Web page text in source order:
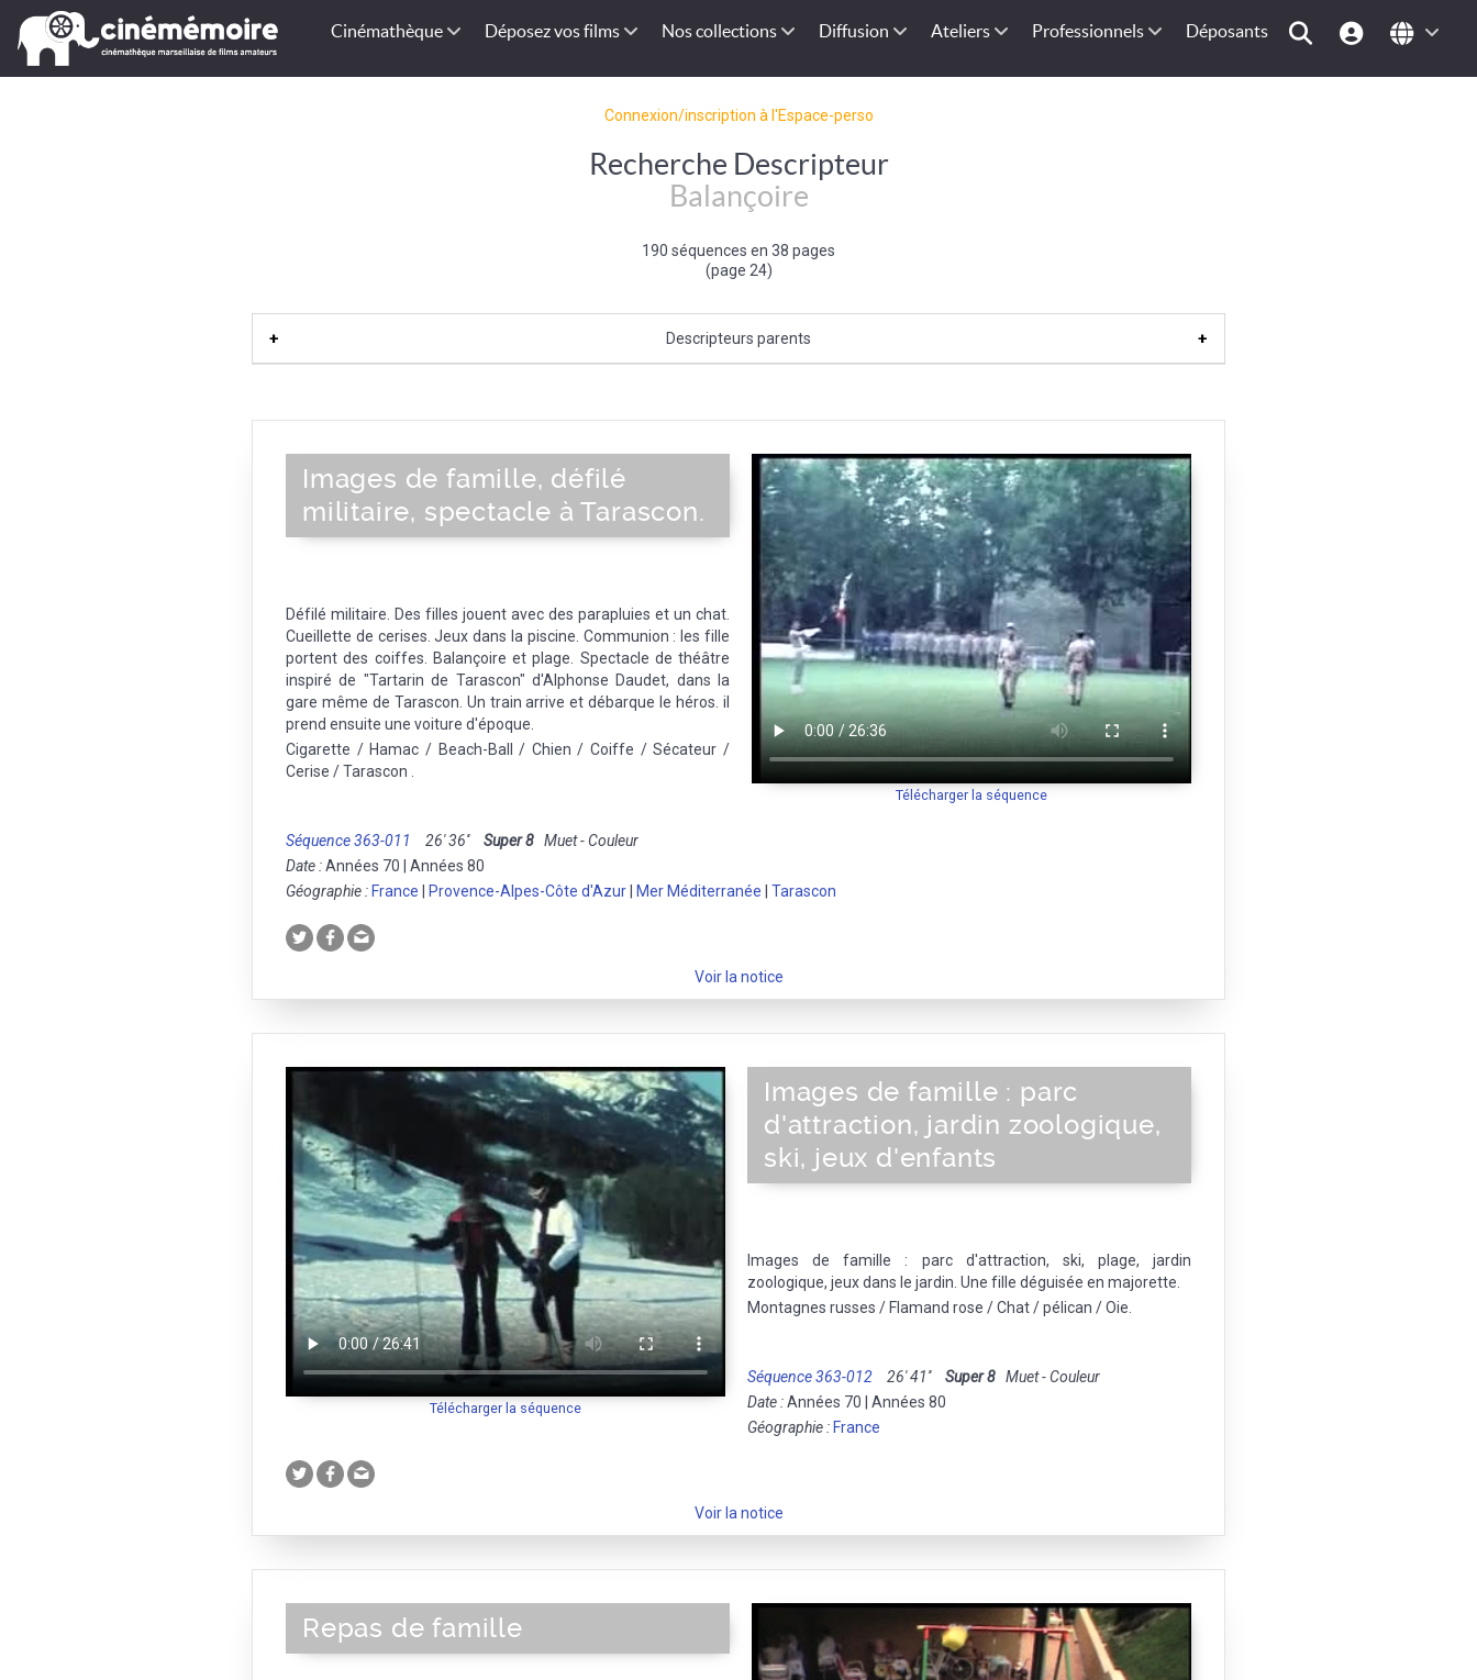
Cinémathèque Déposez vos films Nos collections Diffusion Ateliers Professionnels Déposants
Connexion/inscription à l'Espace-perso
Recherche Descripteur
Balançoire
190 séquences en 38 pages
(page 24)
Descripteurs parents
Télécharger la séquence
Images de famille, défilé
militaire, spectacle à Tarascon.
Défilé militaire. Des filles jouent avec des parapluies et un chat.
Cueillette de cerises. Jeux dans la piscine. Communion : les fille
portent des coiffes. Balançoire et plage. Spectacle de théâtre
inspiré de "Tartarin de Tarascon" d'Alphonse Daudet, dans la
gare même de Tarascon. Un train arrive et débarque le héros. il
prend ensuite une voiture d'époque.
Cigarette / Hamac / Beach-Ball / Chien / Coiffe / Sécateur /
Cerise / Tarascon .
Séquence 363-011 26' 36'' Super 8 Muet - Couleur
Date :Années 70 | Années 80
Géographie : France Provence-Alpes-Côte d'Azur Mer Méditerranée Tarascon
Voir la notice
Télécharger la séquence
Images de famille : parc
d'attraction, jardin zoologique,
ski, jeux d'enfants
Images de famille : parc d'attraction, ski, plage, jardin
zoologique, jeux dans le jardin. Une fille déguisée en majorette.
Montagnes russes / Flamand rose / Chat / pélican / Oie.
Séquence 363-012 26' 41'' Super 8 Muet - Couleur
Date :Années 70 | Années 80
Géographie : France
Voir la notice
Repas de famille